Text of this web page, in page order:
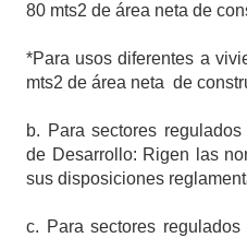
80 mts2 de área neta de
*Para usos diferentes a
mts2 de área neta de
b. Para sectores
de Desarrollo: Rigen las
sus disposiciones
c. Para sectores